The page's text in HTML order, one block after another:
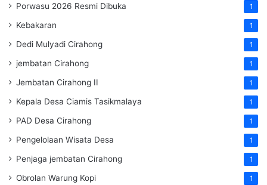
Porwasu 2026 Resmi Dibuka 1
Kebakaran 1
Dedi Mulyadi Cirahong 1
jembatan Cirahong 1
Jembatan Cirahong II 1
Kepala Desa Ciamis Tasikmalaya 1
PAD Desa Cirahong 1
Pengelolaan Wisata Desa 1
Penjaga jembatan Cirahong 1
Obrolan Warung Kopi 1